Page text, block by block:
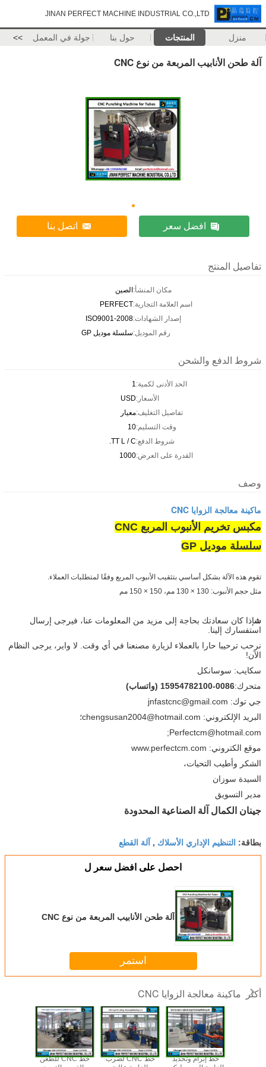
JINAN PERFECT MACHINE INDUSTRIAL CO.,LTD
منزل المنتجات حول بنا جولة في المعمل >>
آلة طحن الأنابيب المربعة من نوع CNC
افضل سعر اتصل بنا
تفاصيل المنتج
مكان المنشأ:الصين
اسم العلامة التجارية:PERFECT
إصدار الشهادات:ISO9001-2008
رقم الموديل:سلسلة موديل GP
شروط الدفع والشحن
الحد الأدنى لكمية:1
الأسعار:USD
تفاصيل التغليف:معيار
وقت التسليم:10
شروط الدفع:TT L / C.
القدرة على العرض:1000
وصف
ماكينة معالجة الزوايا CNC
مكبس تخريم الأنبوب المربع CNC
سلسلة موديل GP
تقوم هذه الآلة بشكل أساسي بتثقيب الأنبوب المربع وفقًا لمتطلبات العملاء.
مثل حجم الأنبوب: 130 × 130 مم، 150 × 150 مم
شإذا كان سعادتك بحاجة إلى مزيد من المعلومات عنا، فيرجى إرسال
استفسارك إلينا.
نرحب ترحيبا حارا بالعملاء لزيارة مصنعنا في أي وقت. لا واير، يرجى النظام
الآن!
سكايب: سوسانكل
متحرك:0086-15954782100 (واتساب)
جي توك: jnfastcnc@gmail.com
البريد الإلكتروني: chengsusan2004@hotmail.com؛
Perfectcm@hotmail.com;
موقع الكتروني: www.perfectcm.com
الشكر وأطيب التحيات،
السيدة سوزان
مدير التسويق
جينان الكمال آلة الصناعية المحدودة
بطاقة: التنظيم الإداري الأسلاك , آلة القطع
احصل على افضل سعر ل
آلة طحن الأنابيب المربعة من نوع CNC
استمر
أكثر ماكينة معالجة الزوايا CNC
خط CNC للطعن
خط CNC لضرب
خط إبرام وتحديد